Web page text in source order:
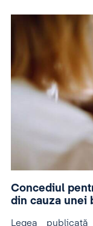
Concediul
din cauza unei
Legea